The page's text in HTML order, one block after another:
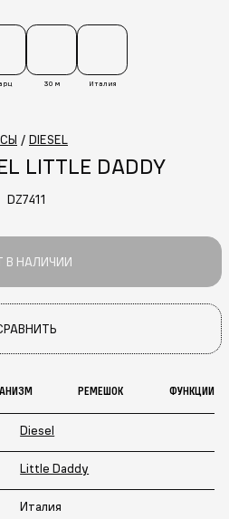
30 м Италия
/ DIESEL
LITTLE DADDY
DZ7411
В НАЛИЧИИ
РЕМЕШОК ФУНКЦИИ
Diesel
Little Daddy
Италия